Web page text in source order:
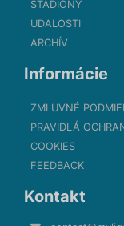
ŠTADIÓNY
UDALOSTI
ARCHÍV
Informácie
ZMLUVNÉ
PRAVIDLÁ
COOKIES
FEEDBACK
Kontakt